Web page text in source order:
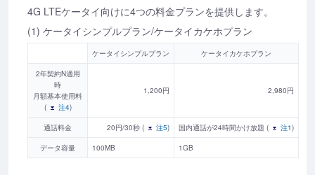
4G LTEケータイ向けに4つの料金プランを提供します。
(1) ケータイシンプルプラン/ケータイカケホプラン
ケータイシンプルプラン ケータイカケホプラン
2年契約N適用
時
月額基本使用料
(
注4)
1,200円 2,980円
通話料金 20円/30秒 ( 注5) 国内通話が24時間かけ放題 ( 注1)
データ容量 100MB 1GB